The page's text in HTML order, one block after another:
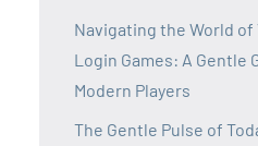
Navigating the World of
Login Games: A Gentle
Modern Players
The Gentle Pulse of